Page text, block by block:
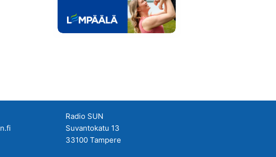
Radio SUN
Suvantokatu 13
33100 Tampere